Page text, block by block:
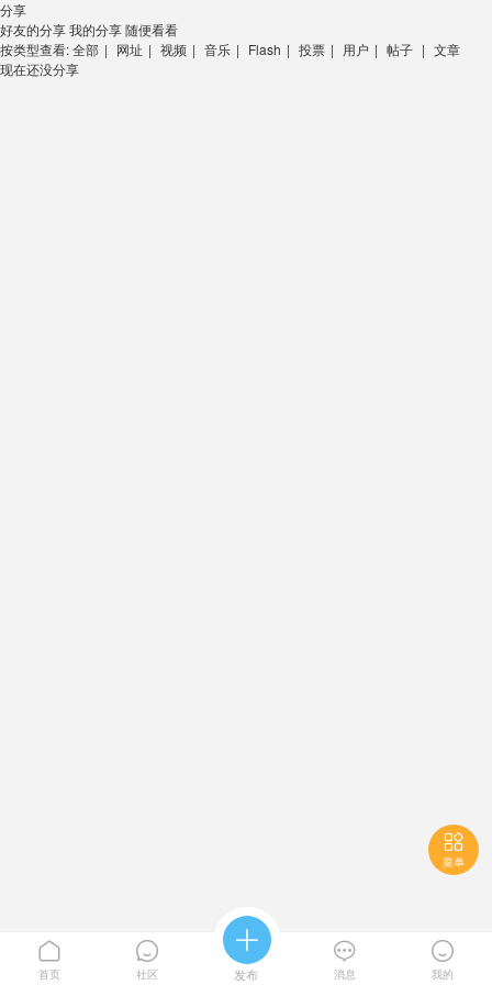
分享
好友的分享我的分享随便看看
按类型查看:全部 | 网址 | 视频 | 音乐 | Flash | 投票 | 用户 | 帖子 | 文章
现在还没分享

菜单

首页

社区

发布

消息

我的